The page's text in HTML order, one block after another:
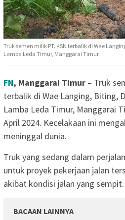
Truk semen milik PT. KSN terbalik di Wae
Lamba Leda Timur, Manggarai Timur.
FN, Manggarai Timur – Truk
terbalik di Wae Langing, Biting,
Lamba Leda Timur, Manggarai
April 2024. Kecelakaan ini
meninggal dunia.
Truk yang sedang dalam
untuk proyek pekerjaan jalan
akibat kondisi jalan yang sempit.
BACAAN LAINNYA